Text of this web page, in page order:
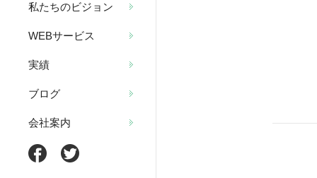
私たちのビジョン
WEBサービス
実績
ブログ
会社案内